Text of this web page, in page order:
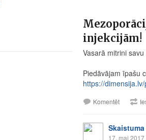
injekcijām!
Vasarā mitrini
Piedāvājam īpašu
https://
Komentēt
17. mai 2017